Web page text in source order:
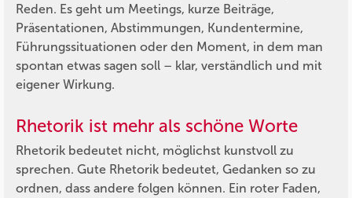
Reden. Es geht um Meetings, kurze Beiträge,
Präsentationen, Abstimmungen, Kundentermine,
Führungssituationen oder den Moment, in dem man
spontan etwas sagen soll – klar, verständlich und mit
eigener Wirkung.
Rhetorik ist mehr als schöne Worte
Rhetorik bedeutet nicht, möglichst kunstvoll zu
sprechen. Gute Rhetorik bedeutet, Gedanken so zu
ordnen, dass andere folgen können. Ein roter Faden,